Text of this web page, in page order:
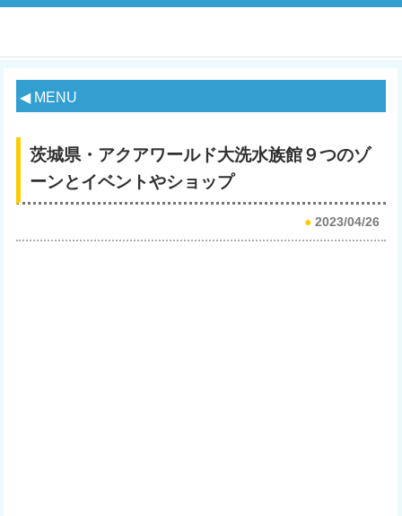
◀ MENU
茨城県・アクアワールド大洗水族館９つのゾ
ーンとイベントやショップ
●2023/04/26